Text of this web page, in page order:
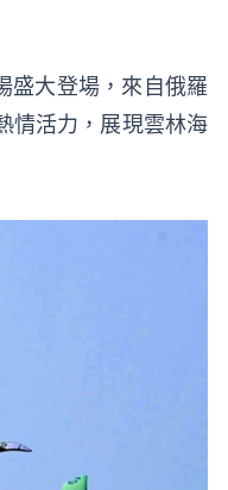
盛大登場，來自俄羅
情活力，展現雲林海